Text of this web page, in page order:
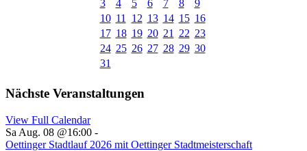
3
4 5 6 7 8
9
10 11 12 13 14 15 16
17 18 19 20 21 22 23
24 25 26 27 28 29 30
31
Nächste Veranstaltungen
View Full Calendar
Sa Aug. 08 @16:00 -
Oettinger Stadtlauf 2026 mit Oettinger Stadtmeisterschaft